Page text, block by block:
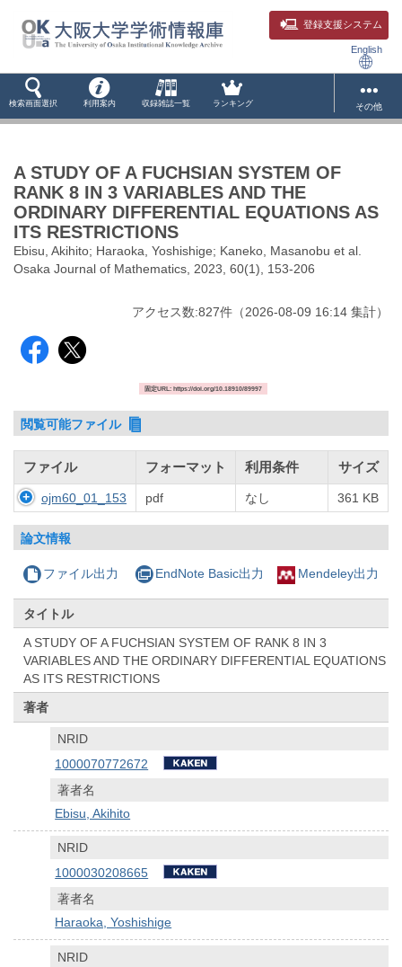
登録支援システム
English
検索画面選択 利用案内 収録雑誌一覧 ランキング その他
A STUDY OF A FUCHSIAN SYSTEM OF
RANK 8 IN 3 VARIABLES AND THE
ORDINARY DIFFERENTIAL EQUATIONS AS
ITS RESTRICTIONS
Ebisu, Akihito; Haraoka, Yoshishige; Kaneko, Masanobu et al.
Osaka Journal of Mathematics, 2023, 60(1), 153-206
アクセス数:827件 （2026-08-09 16:14 集計）
固定URL: https://doi.org/10.18910/89997
閲覧可能ファイル
ファイル フォーマット 利用条件 サイズ
ojm60_01_153 pdf なし 361 KB
論文情報
ファイル出力 EndNote Basic出力 Mendeley出力
タイトル
A STUDY OF A FUCHSIAN SYSTEM OF RANK 8 IN 3
VARIABLES AND THE ORDINARY DIFFERENTIAL EQUATIONS
AS ITS RESTRICTIONS
著者
NRID
1000070772672
著者名
Ebisu, Akihito
NRID
1000030208665
著者名
Haraoka, Yoshishige
NRID